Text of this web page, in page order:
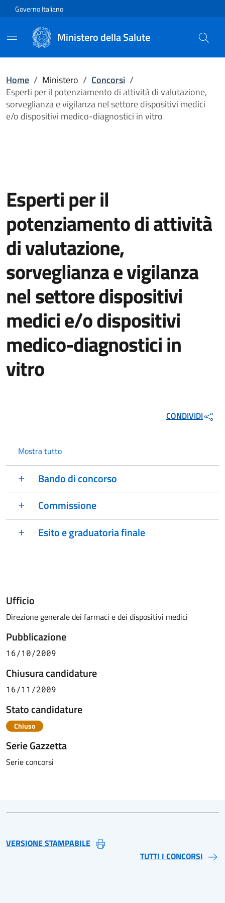
Vai direttamente al contenuto
Governo Italiano
Ministero della Salute
Home / Ministero / Concorsi /
Esperti per il potenziamento di attività di valutazione,
sorveglianza e vigilanza nel settore dispositivi medici
e/o dispositivi medico-diagnostici in vitro
Esperti per il
potenziamento di attività
di valutazione,
sorveglianza e vigilanza
nel settore dispositivi
medici e/o dispositivi
medico-diagnostici in
vitro
CONDIVIDI
Mostra tutto
Bando di concorso
Commissione
Esito e graduatoria finale
Ufficio
Direzione generale dei farmaci e dei dispositivi medici
Pubblicazione
16/10/2009
Chiusura candidature
16/11/2009
Stato candidature
Chiuso
Serie Gazzetta
Serie concorsi
VERSIONE STAMPABILE
TUTTI I CONCORSI